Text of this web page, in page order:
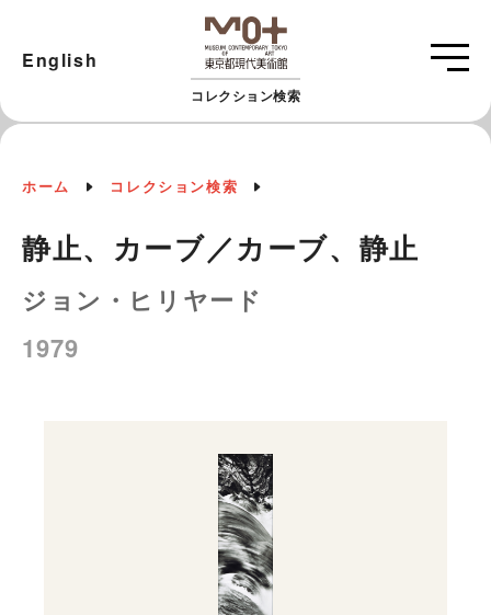
コレクション検索
English
ホーム コレクション検索
静止、カーブ／カーブ、静止
ジョン・ヒリヤード
1979